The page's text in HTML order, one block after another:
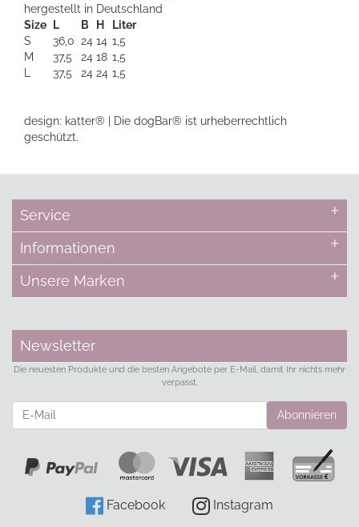
hergestellt in Deutschland
Size
L B H
Liter
S
36,0 24 14 1,5
M
37,5 24 18 1,5
37,5 24 24 1,5
design: katter® | Die dogBar® ist urheberrechtlich
geschützt.
Service
Informationen
Unsere Marken
Newsletter
Die neuesten Produkte und die besten Angebote per E-Mail, damit Ihr nichts mehr
verpasst.
Abonnieren
Facebook Instagram